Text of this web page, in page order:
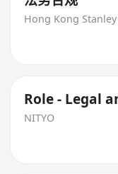
Role - Legal
NITYO